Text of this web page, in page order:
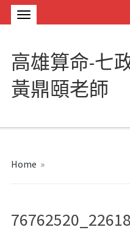
高雄算命-七
黃鼎頤老師
Home »